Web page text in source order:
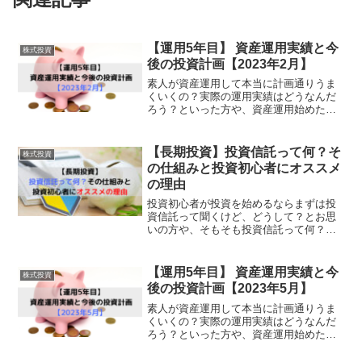
株式投資
【運用5年目】 資産運用実績と今
後の投資計画【2023年2月】
素人が資産運用して本当に計画通りうま
くいくの？実際の運用実績はどうなんだ
ろう？といった方や、資産運用始めたけ
ひょっとして私だけ、、、？と不安にな
っている方に読...
株式投資
【長期投資】投資信託って何？そ
の仕組みと投資初心者にオススメ
の理由
投資初心者が投資を始めるならまずは投
資信託って聞くけど、どうして？とお思
いの方や、そもそも投資信託って何？な
と聞いてまず思い浮かぶのは個別の企業
に投資する株式投資ではな...
株式投資
【運用5年目】 資産運用実績と今
後の投資計画【2023年5月】
素人が資産運用して本当に計画通りうま
くいくの？実際の運用実績はどうなんだ
ろう？といった方や、資産運用始めたけ